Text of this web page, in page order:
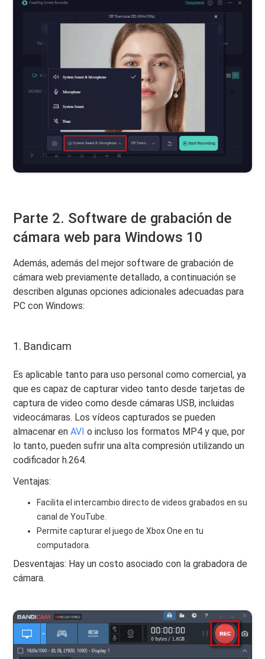
Parte 2. Software de grabación de
cámara web para Windows 10
Además, además del mejor software de grabación de
cámara web previamente detallado, a continuación se
describen algunas opciones adicionales adecuadas para
PC con Windows:
1. Bandicam
Es aplicable tanto para uso personal como comercial, ya
que es capaz de capturar video tanto desde tarjetas de
captura de video como desde cámaras USB, incluidas
videocámaras. Los vídeos capturados se pueden
almacenar enAVI o incluso los formatos MP4 y que, por
lo tanto, pueden sufrir una alta compresión utilizando un
codificador h.264.
Ventajas:
Facilita el intercambio directo de videos grabados en su
canal de YouTube.
Permite capturar el juego de Xbox One en tu
computadora.
Desventajas: Hay un costo asociado con la grabadora de
cámara.